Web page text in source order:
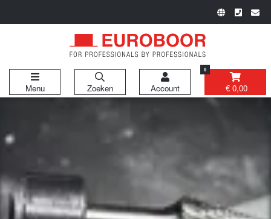
Menu Zoeken Account
0
€ 0,00